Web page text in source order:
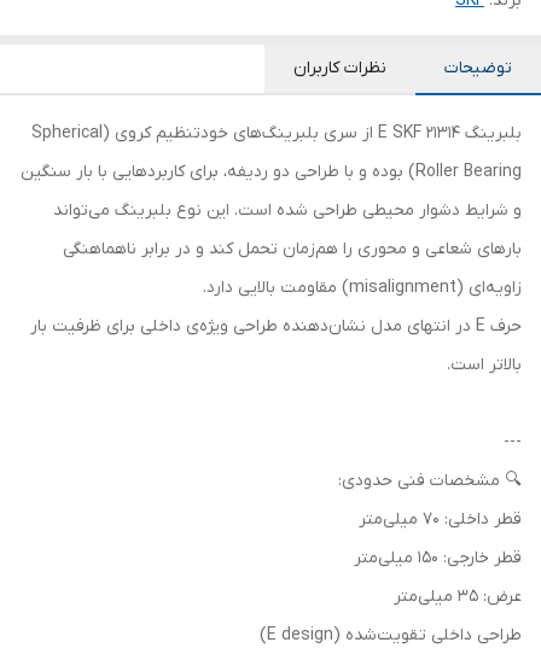
توضیحات نظرات کاربران
بلبرینگ 21314 E SKF از سری بلبرینگ‌های خودتنظیم کروی (Spherical
Roller Bearing) بوده و با طراحی دو ردیفه، برای کاربردهایی با بار سنگین
و شرایط دشوار محیطی طراحی شده است. این نوع بلبرینگ می‌تواند
بارهای شعاعی و محوری را هم‌زمان تحمل کند و در برابر ناهماهنگی
زاویه‌ای (misalignment) مقاومت بالایی دارد.
حرف E در انتهای مدل نشان‌دهنده طراحی ویژه‌ی داخلی برای ظرفیت بار
بالاتر است.
---
🔍 مشخصات فنی حدودی:
قطر داخلی: 70 میلی‌متر
قطر خارجی: 150 میلی‌متر
عرض: 35 میلی‌متر
طراحی داخلی تقویت‌شده (E design)